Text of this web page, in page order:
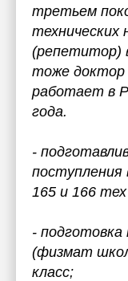
третьем
технических
(репетитор)
тоже доктор
работает в
года.
-
поступления
165 и 166
-
(физмат
класс;